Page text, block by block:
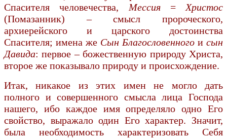
Спасителя человечества, Мессия= Хрис­тос
(Помазанник) – смысл пророческого,
архиерейского и царского достоинства
Спасителя; имена же Сын Благословенного и сын
Давида: первое – божественную природу Христа,
второе же пока­зывало природу и происхождение.
Итак, никакое из этих имен не могло дать
полного и совершенного смысла лица Господа
нашего, ибо каждое имя определяло одно Его
свойство, выражало один Его характер. Значит,
была необходимость характеризовать Себя